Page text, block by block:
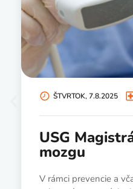
ŠTVRTOK, 7.8.2025
USG
mozgu
V rámci prevencie a